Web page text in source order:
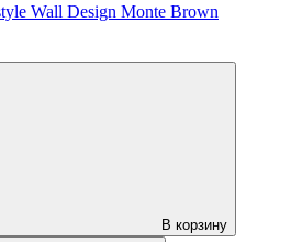
Wall Design Monte Brown
В корзину